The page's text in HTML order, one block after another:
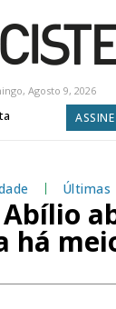
Agosto 9, 2026
ASSINE
Últimas
há